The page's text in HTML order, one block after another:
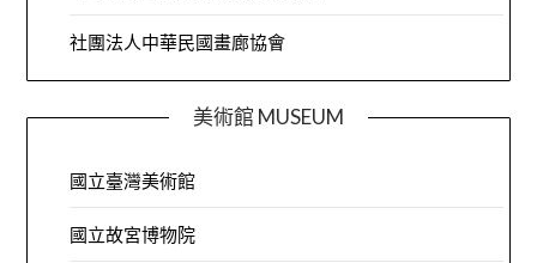
社團法人中華民國畫廊協會
美術館 MUSEUM
國立臺灣美術館
國立故宮博物院